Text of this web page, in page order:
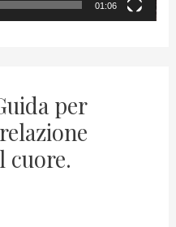
01:06
per
cuore.